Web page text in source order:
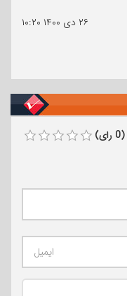
۲۶ دی ۱۴۰۰
۱۰:۲۰